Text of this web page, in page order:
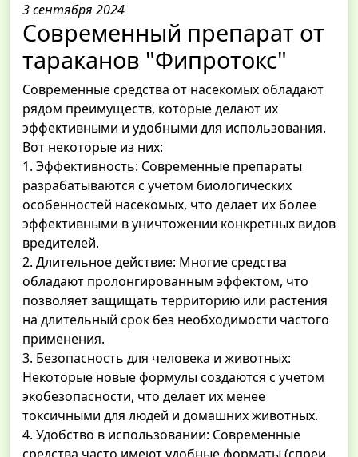
3 сентября 2024
Современный препарат от
тараканов "Фипротокс"
Современные средства от насекомых обладают
рядом преимуществ, которые делают их
эффективными и удобными для использования.
Вот некоторые из них:
1. Эффективность: Современные препараты
разрабатываются с учетом биологических
особенностей насекомых, что делает их более
эффективными в уничтожении конкретных видов
вредителей.
2. Длительное действие: Многие средства
обладают пролонгированным эффектом, что
позволяет защищать территорию или растения
на длительный срок без необходимости частого
применения.
3. Безопасность для человека и животных:
Некоторые новые формулы создаются с учетом
экобезопасности, что делает их менее
токсичными для людей и домашних животных.
4. Удобство в использовании: Современные